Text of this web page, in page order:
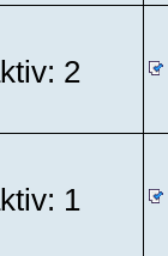
2
1